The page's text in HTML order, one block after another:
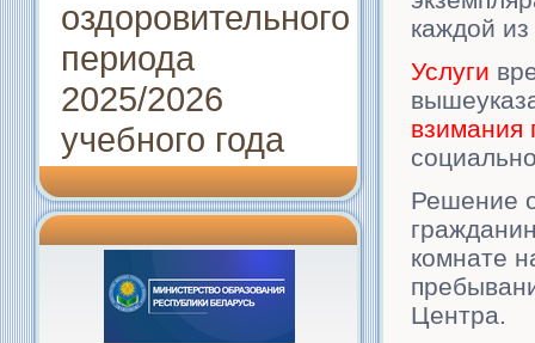
оздоровительного
периода
2025/2026
учебного года
каждой
Услуги
взимания
Решение
комнате
Центра.